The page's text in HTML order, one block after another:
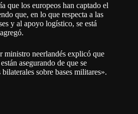
que los europeos han captado el
que, en lo que respecta a las
y al apoyo logístico, se está
ministro neerlandés explicó que
asegurando de que se
sobre bases militares».